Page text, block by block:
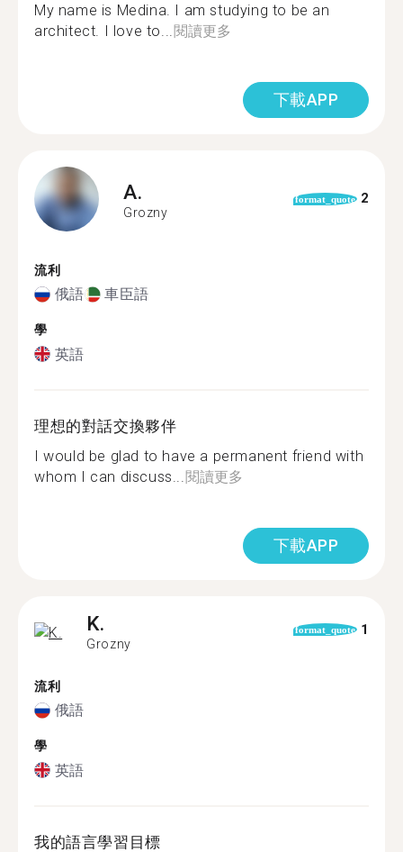
My name is Medina. I am studying to be an
architect. I love to... 閱讀更多
下載APP
A.
Grozny
format_quote 2
流利
俄語 車臣語
學
英語
理想的對話交換夥伴
I would be glad to have a permanent friend with
whom I can discuss... 閱讀更多
下載APP
K.
Grozny
format_quote 1
流利
俄語
學
英語
我的語言學習目標